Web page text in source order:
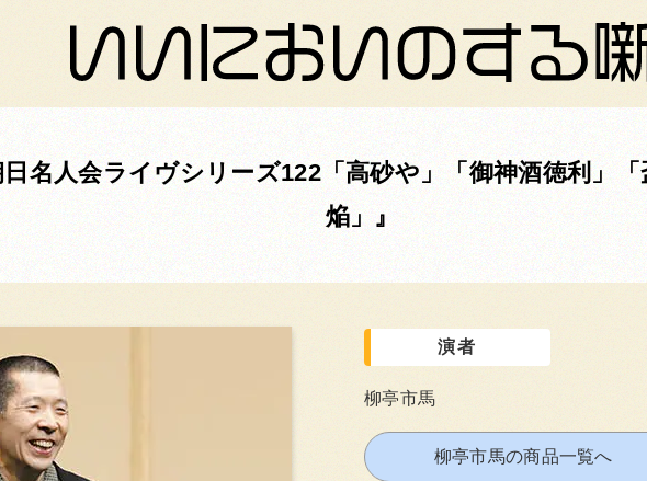
名人会ライヴシリーズ122「高砂や」「御神酒徳利」
焔」
演者
柳亭市馬
柳亭市馬の商品一覧へ